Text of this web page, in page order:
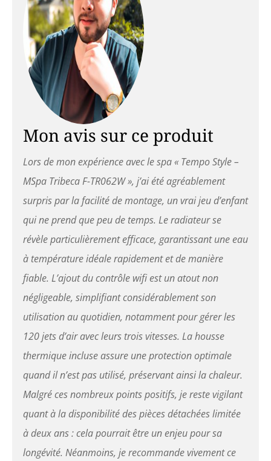
Mon avis sur ce produit
Lors de mon expérience avec le spa « Tempo Style –
MSpa Tribeca F-TR062W », j’ai été agréablement
surpris par la facilité de montage, un vrai jeu d’enfant
qui ne prend que peu de temps. Le radiateur se
révèle particulièrement efficace, garantissant une eau
à température idéale rapidement et de manière
fiable. L’ajout du contrôle wifi est un atout non
négligeable, simplifiant considérablement son
utilisation au quotidien, notamment pour gérer les
120 jets d’air avec leurs trois vitesses. La housse
thermique incluse assure une protection optimale
quand il n’est pas utilisé, préservant ainsi la chaleur.
Malgré ces nombreux points positifs, je reste vigilant
quant à la disponibilité des pièces détachées limitée
à deux ans : cela pourrait être un enjeu pour sa
longévité. Néanmoins, je recommande vivement ce